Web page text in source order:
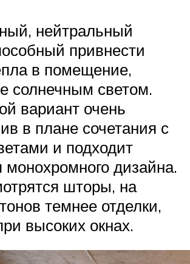
нейтральный
привнести
в помещение,
солнечным светом.
вариант очень
в плане сочетания с
и подходит
монохромного дизайна.
шторы, на
темнее отделки,
высоких окнах.